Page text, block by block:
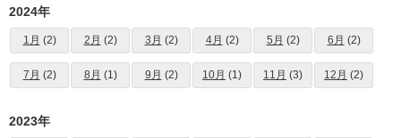
2024年
1月 (2) 2月 (2) 3月 (2) 4月 (2) 5月 (2) 6月 (2)
7月 (2) 8月 (1) 9月 (2) 10月 (1) 11月 (3) 12月 (2)
2023年